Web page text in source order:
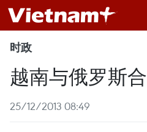
时政
越南与俄罗斯
25/12/2013 08:49